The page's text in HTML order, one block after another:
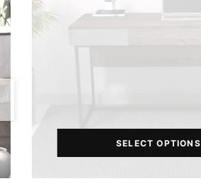
SELECT OPTIONS